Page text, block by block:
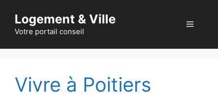
contenu
Logement & Ville
Votre portail conseil
Menu
Vivre à Poitiers